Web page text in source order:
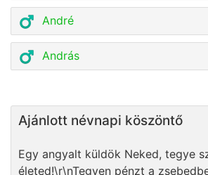
André
András
Ajánlott névnapi köszöntő
Egy angyalt küldök Neked, tegye
életed!\r\nTegyen pénzt a